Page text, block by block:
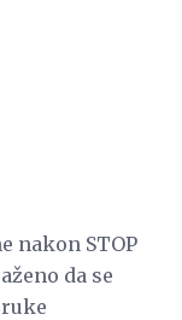
nakon STOP
da se